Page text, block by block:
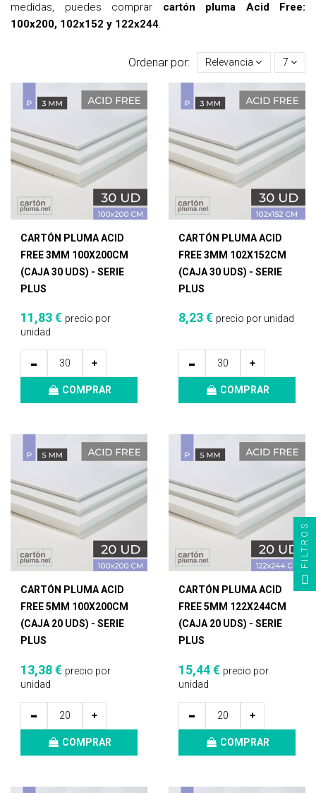
medidas, puedes comprar cartón pluma Acid Free:
100x200, 102x152 y 122x244.
Ordenar por: Relevancia 7
CARTÓN PLUMA ACID
FREE 3MM 100X200CM
(CAJA 30 UDS) - SERIE
PLUS
11,83 € precio por
unidad
+
-
COMPRAR
CARTÓN PLUMA ACID
FREE 3MM 102X152CM
(CAJA 30 UDS) - SERIE
PLUS
8,23 € precio por unidad
+
-
COMPRAR
CARTÓN PLUMA ACID
FREE 5MM 100X200CM
(CAJA 20 UDS) - SERIE
PLUS
13,38 € precio por
unidad
+
-
COMPRAR
CARTÓN PLUMA ACID
FREE 5MM 122X244CM
(CAJA 20 UDS) - SERIE
PLUS
15,44 € precio por
unidad
+
-
COMPRAR
FILTROS